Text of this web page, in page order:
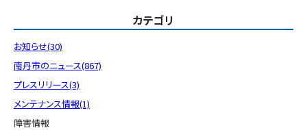
カテゴリ
お知らせ(30)
南丹市のニュース(867)
プレスリリース(3)
メンテナンス情報(1)
障害情報